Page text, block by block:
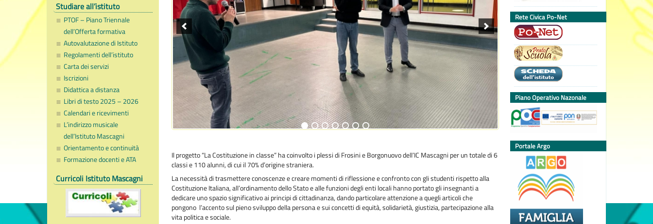
Studiare all’istituto
PTOF – Piano Triennale
dell’Offerta formativa
Autovalutazione di Istituto
Regolamenti dell’istituto
Carta dei servizi
Iscrizioni
Didattica a distanza
Libri di testo 2025 – 2026
Calendari e ricevimenti
L’indirizzo musicale
dell’Istituto Mascagni
Orientamento e continuità
Formazione docenti e ATA
Curricoli Istituto Mascagni
Il progetto “La Costituzione in classe” ha coinvolto i plessi di Frosini e Borgonuovo dell’IC Mascagni per un totale di 6
classi e 110 alunni, di cui il 70% d’origine straniera.
La necessità di trasmettere conoscenze e creare momenti di riflessione e confronto con gli studenti rispetto alla
Costituzione Italiana, all’ordinamento dello Stato e alle funzioni degli enti locali hanno portato gli insegnanti a
dedicare uno spazio significativo ai principi di cittadinanza, dando particolare attenzione a quegli articoli che
pongono l’accento sul pieno sviluppo della persona e sui concetti di equità, solidarietà, giustizia, partecipazione alla
vita politica e sociale.
Rete Civica Po-Net
Piano Operativo Nazonale
Portale Argo